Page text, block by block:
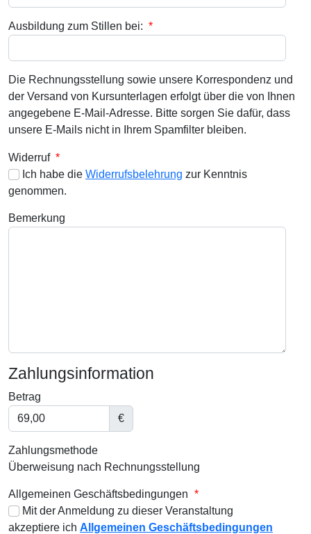
Ausbildung zum Stillen bei: *
Die Rechnungsstellung sowie unsere Korrespondenz und
der Versand von Kursunterlagen erfolgt über die von Ihnen
angegebene E-Mail-Adresse. Bitte sorgen Sie dafür, dass
unsere E-Mails nicht in Ihrem Spamfilter bleiben.
Widerruf *
Ich habe die Widerrufsbelehrung zur Kenntnis
genommen.
Bemerkung
Zahlungsinformation
Betrag
€
Zahlungsmethode
Überweisung nach Rechnungsstellung
Allgemeinen Geschäftsbedingungen *
Mit der Anmeldung zu dieser Veranstaltung
akzeptiere ich Allgemeinen Geschäftsbedingungen